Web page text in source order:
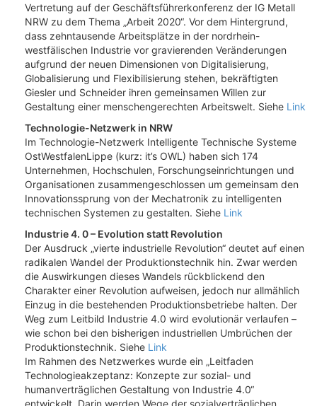
Vertretung auf der Geschäftsführerkonferenz der IG Metall
NRW zu dem Thema „Arbeit 2020“. Vor dem Hintergrund,
dass zehntausende Arbeitsplätze in der nordrhein-
westfälischen Industrie vor gravierenden Veränderungen
aufgrund der neuen Dimensionen von Digitalisierung,
Globalisierung und Flexibilisierung stehen, bekräftigten
Giesler und Schneider ihren gemeinsamen Willen zur
Gestaltung einer menschengerechten Arbeitswelt. Siehe Link
Technologie-Netzwerk in NRW
Im Technologie-Netzwerk Intelligente Technische Systeme
OstWestfalenLippe (kurz: it’s OWL) haben sich 174
Unternehmen, Hochschulen, Forschungseinrichtungen und
Organisationen zusammengeschlossen um gemeinsam den
Innovationssprung von der Mechatronik zu intelligenten
technischen Systemen zu gestalten. Siehe Link
Industrie 4. 0 – Evolution statt Revolution
Der Ausdruck „vierte industrielle Revolution“ deutet auf einen
radikalen Wandel der Produktionstechnik hin. Zwar werden
die Auswirkungen dieses Wandels rückblickend den
Charakter einer Revolution aufweisen, jedoch nur allmählich
Einzug in die bestehenden Produktionsbetriebe halten. Der
Weg zum Leitbild Industrie 4.0 wird evolutionär verlaufen –
wie schon bei den bisherigen industriellen Umbrüchen der
Produktionstechnik. Siehe Link
Im Rahmen des Netzwerkes wurde ein „Leitfaden
Technologieakzeptanz: Konzepte zur sozial- und
humanverträglichen Gestaltung von Industrie 4.0“
entwickelt. Darin werden Wege der sozialverträglichen